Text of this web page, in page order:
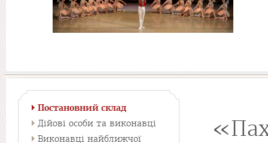
Постановний склад
Дійові особи та виконавці
Виконавці найближчої